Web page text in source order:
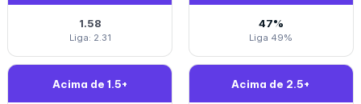
1.58
Liga: 2.31
47%
Liga 49%
Acima de 1.5+ Acima de 2.5+